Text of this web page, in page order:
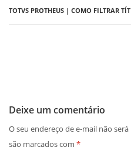
TOTVS PROTHEUS | COMO FILTRAR
Deixe um comentário
O seu endereço de e-mail não
são marcados com *